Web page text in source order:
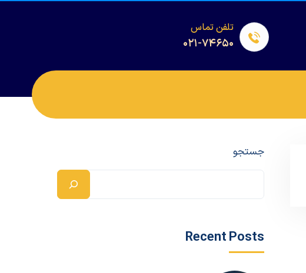
تلفن تماس
۰۲۱-۷۴۶۵۰
جستجو
Recent Posts